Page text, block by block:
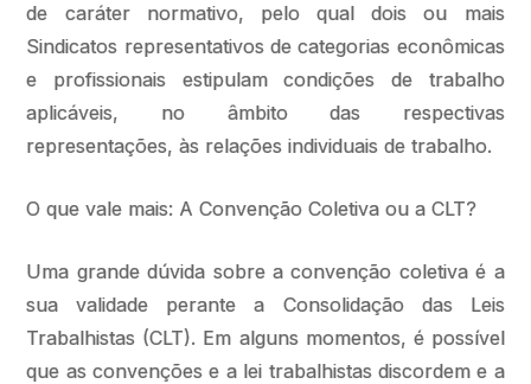
de caráter normativo, pelo qual dois ou mais
Sindicatos representativos de categorias econômicas
e profissionais estipulam condições de trabalho
aplicáveis, no âmbito das respectivas
representações, às relações individuais de trabalho.
O que vale mais: A Convenção Coletiva ou a CLT?
Uma grande dúvida sobre a convenção coletiva é a
sua validade perante a Consolidação das Leis
Trabalhistas (CLT). Em alguns momentos, é possível
que as convenções e a lei trabalhistas discordem e a